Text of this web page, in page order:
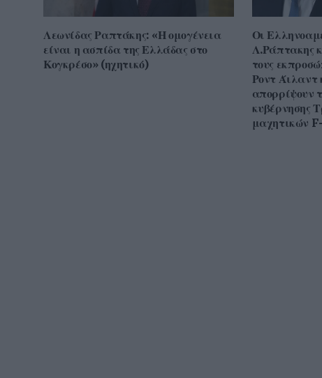
Λεωνίδας Ραπτάκης: «Η ομογένεια
είναι η ασπίδα της Ελλάδας στο
Κογκρέσο» (ηχητικό)
Οι
Λ.Ράπτακης
τους
Ροντ Άιλαντ
απορρίψουν
κυβέρνησης
μαχητικών